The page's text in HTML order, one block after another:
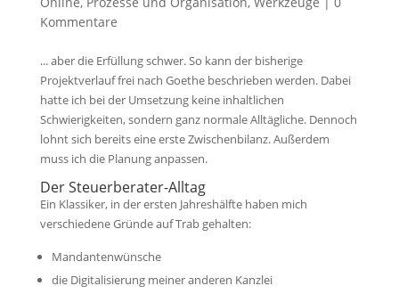
Kommentare
... aber die Erfüllung schwer. So kann der bisherige
Projektverlauf frei nach Goethe beschrieben werden. Dabei
hatte ich bei der Umsetzung keine inhaltlichen
Schwierigkeiten, sondern ganz normale Alltägliche. Dennoch
lohnt sich bereits eine erste Zwischenbilanz. Außerdem
muss ich die Planung anpassen.
Der Steuerberater-Alltag
Ein Klassiker, in der ersten Jahreshälfte haben mich
verschiedene Gründe auf Trab gehalten:
Mandantenwünsche
die Digitalisierung meiner anderen Kanzlei